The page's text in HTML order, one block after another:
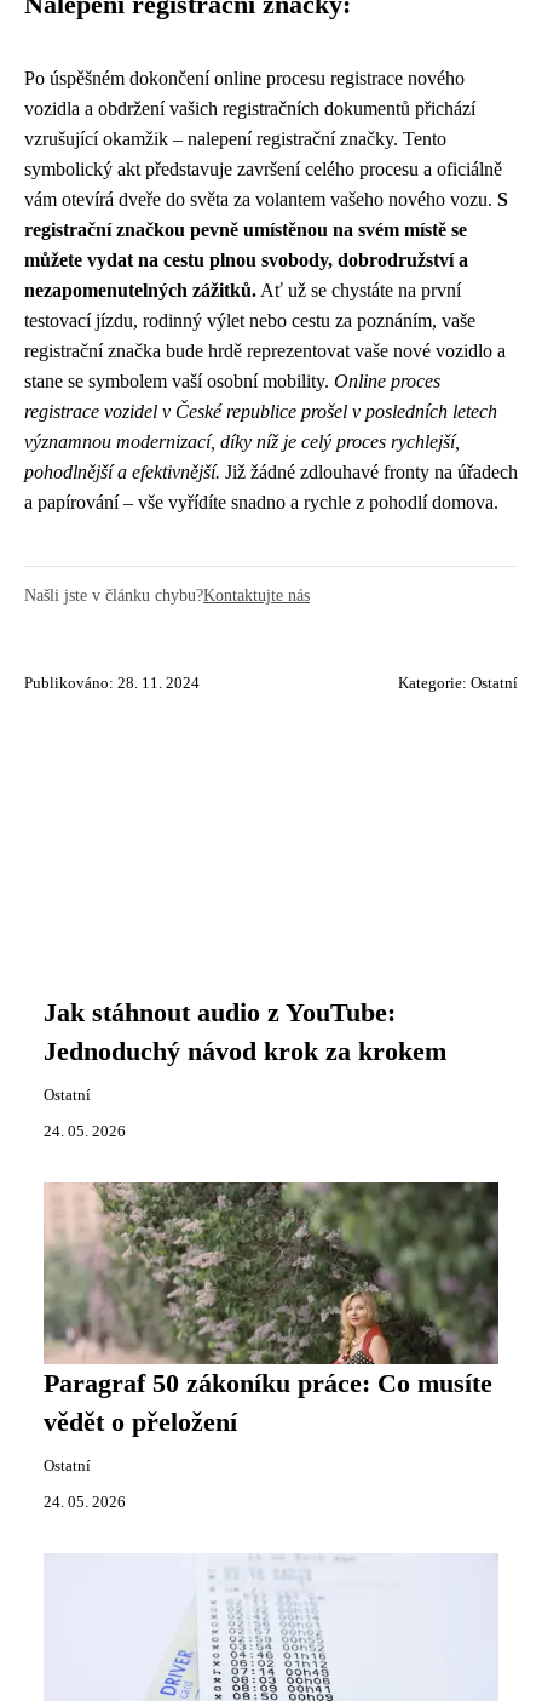
Po úspěšném dokončení online procesu registrace nového
vozidla a obdržení vašich registračních dokumentů přichází
vzrušující okamžik – nalepení registrační značky. Tento
symbolický akt představuje završení celého procesu a oficiálně
vám otevírá dveře do světa za volantem vašeho nového vozu. S
registrační značkou pevně umístěnou na svém místě se
můžete vydat na cestu plnou svobody, dobrodružství a
nezapomenutelných zážitků. Ať už se chystáte na první
testovací jízdu, rodinný výlet nebo cestu za poznáním, vaše
registrační značka bude hrdě reprezentovat vaše nové vozidlo a
stane se symbolem vaší osobní mobility. Online proces
registrace vozidel v České republice prošel v posledních letech
významnou modernizací, díky níž je celý proces rychlejší,
pohodlnější a efektivnější. Již žádné zdlouhavé fronty na úřadech
a papírování – vše vyřídíte snadno a rychle z pohodlí domova.
Našli jste v článku chybu?Kontaktujte nás
Publikováno: 28. 11. 2024 Kategorie: Ostatní
Jak stáhnout audio z YouTube:
Jednoduchý návod krok za krokem
Ostatní
24. 05. 2026
Paragraf 50 zákoníku práce: Co musíte
vědět o přeložení
Ostatní
24. 05. 2026